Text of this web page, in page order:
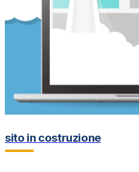
sito in costruzione